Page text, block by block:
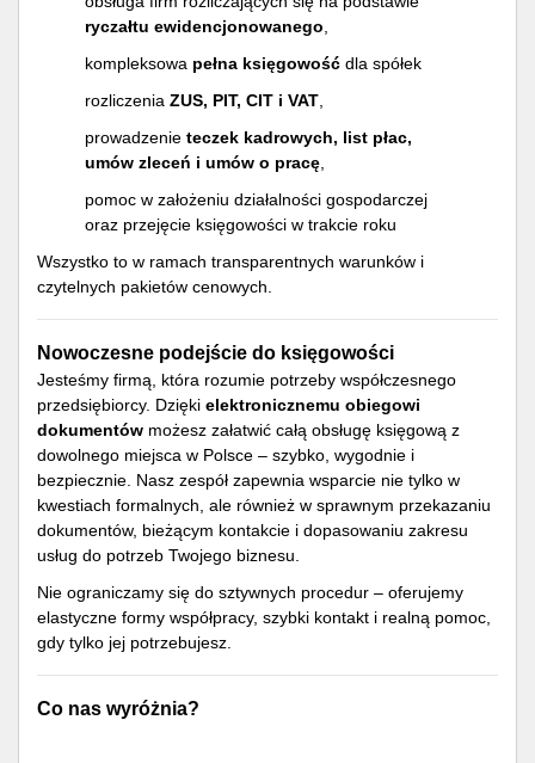
ryczałtu ewidencjonowanego
kompleksowa pełna księgowość dla spółek
rozliczenia ZUS, PIT, CIT i VAT
prowadzenie teczek kadrowych, list płac,
umów zleceń i umów o pracę
pomoc w założeniu działalności gospodarczej
oraz przejęcie księgowości w trakcie roku
Wszystko to w ramach transparentnych warunków i
czytelnych pakietów cenowych.
Nowoczesne podejście do księgowości
Jesteśmy firmą, która rozumie potrzeby współczesnego
przedsiębiorcy. Dzięki elektronicznemu obiegowi
dokumentów możesz załatwić całą obsługę księgową z
dowolnego miejsca w Polsce – szybko, wygodnie i
bezpiecznie. Nasz zespół zapewnia wsparcie nie tylko w
kwestiach formalnych, ale również w sprawnym przekazaniu
dokumentów, bieżącym kontakcie i dopasowaniu zakresu
usług do potrzeb Twojego biznesu.
Nie ograniczamy się do sztywnych procedur – oferujemy
elastyczne formy współpracy, szybki kontakt i realną pomoc,
gdy tylko jej potrzebujesz.
Co nas wyróżnia?